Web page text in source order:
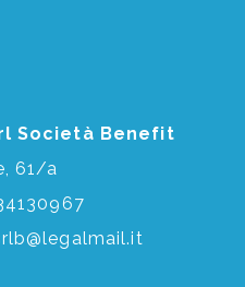
Società Benefit
61/a